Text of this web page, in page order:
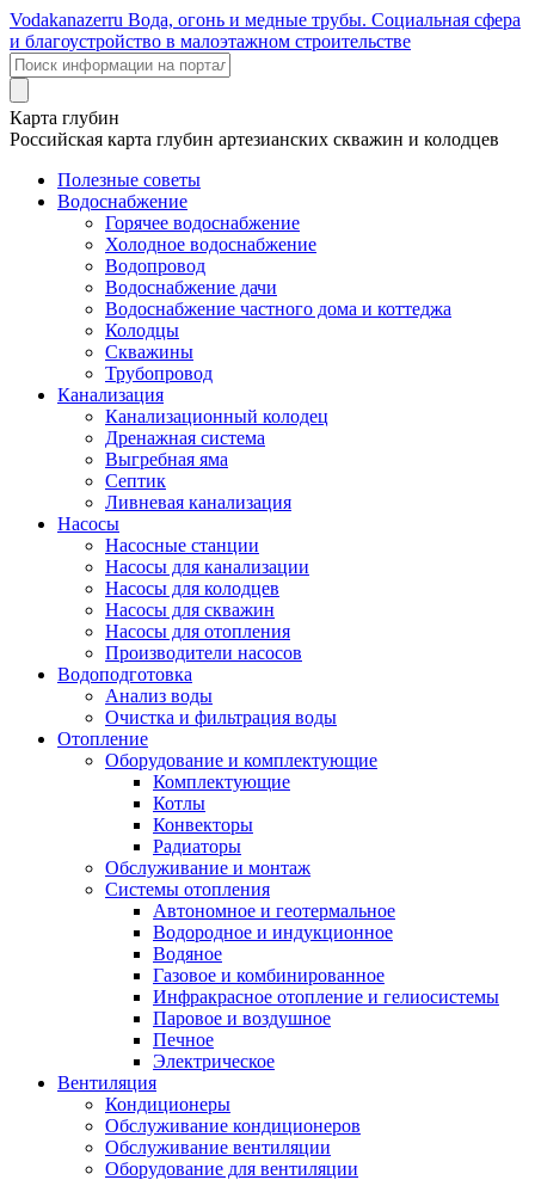
Vodakanazerru Вода, огонь и медные трубы. Социальная сфера
и благоустройство в малоэтажном строительстве
Карта глубин
Российская карта глубин артезианских скважин и колодцев
Полезные советы
Водоснабжение
Горячее водоснабжение
Холодное водоснабжение
Водопровод
Водоснабжение дачи
Водоснабжение частного дома и коттеджа
Колодцы
Скважины
Трубопровод
Канализация
Канализационный колодец
Дренажная система
Выгребная яма
Септик
Ливневая канализация
Насосы
Насосные станции
Насосы для канализации
Насосы для колодцев
Насосы для скважин
Насосы для отопления
Производители насосов
Водоподготовка
Анализ воды
Очистка и фильтрация воды
Отопление
Оборудование и комплектующие
Комплектующие
Котлы
Конвекторы
Радиаторы
Обслуживание и монтаж
Системы отопления
Автономное и геотермальное
Водородное и индукционное
Водяное
Газовое и комбинированное
Инфракрасное отопление и гелиосистемы
Паровое и воздушное
Печное
Электрическое
Вентиляция
Кондиционеры
Обслуживание кондиционеров
Обслуживание вентиляции
Оборудование для вентиляции